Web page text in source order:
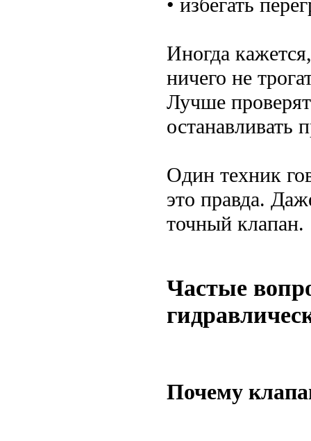
• избегать
Иногда
ничего не
Лучше
останавливать
Один техник
это правда.
точный клапан.
Частые
Почему